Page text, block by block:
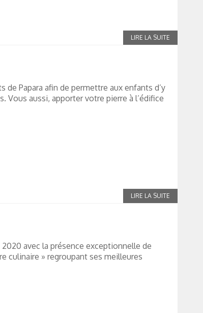
de Papara afin de permettre aux enfants d’y
aussi, apporter votre pierre à l’édifice
2020 avec la présence exceptionnelle de
culinaire » regroupant ses meilleures